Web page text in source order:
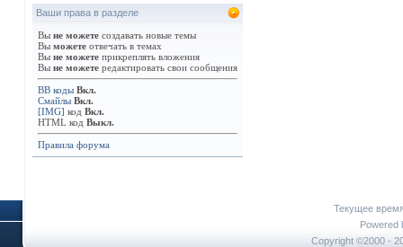
Ваши права в разделе
Вы не можете создавать новые темы
Вы можете отвечать в темах
Вы не можете прикреплять вложения
Вы не можете редактировать свои сообщения
BB коды Вкл.
Смайлы Вкл.
[IMG] код Вкл.
HTML код Выкл.
Правила форума
Текущее
Powered
Copyright ©2000 -